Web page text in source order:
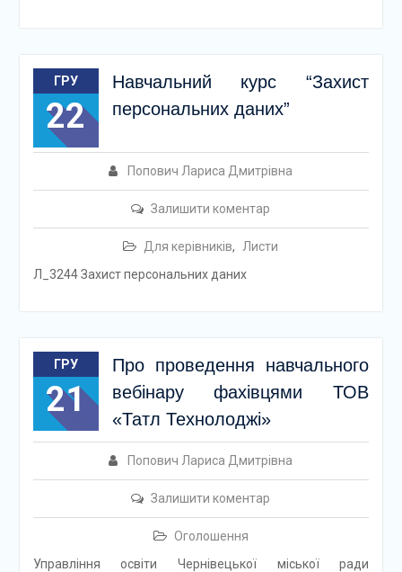
ГРУ
22
Навчальний курс “Захист
персональних даних”
Попович Лариса Дмитрівна
Залишити коментар
Для керівників,
Листи
Л_3244 Захист персональних даних
ГРУ
21
Про проведення навчального
вебінару фахівцями ТОВ
«Татл Технолоджі»
Попович Лариса Дмитрівна
Залишити коментар
Оголошення
Управління освіти Чернівецької міської ради